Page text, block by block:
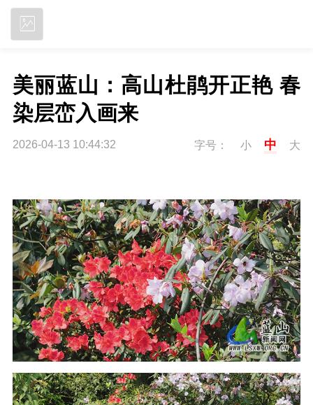
美丽蓝山：高山杜鹃开正艳 春
染层峦入画来
2026-04-13 10:44:32 字号： 小 中 大